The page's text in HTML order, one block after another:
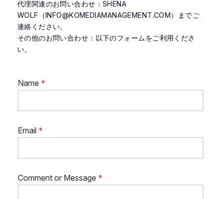
代理関連のお問い合わせ：SHENA
WOLF（INFO@KOMEDIAMANAGEMENT.COM）までご
連絡ください。
その他のお問い合わせ：以下のフォームをご利用くださ
い。
Name *
Email *
m
Comment or Message *